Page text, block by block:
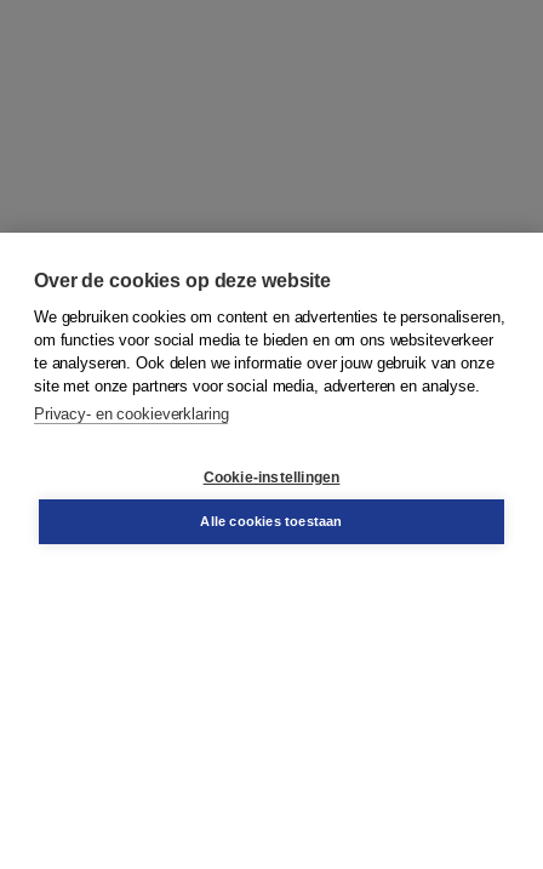
© 2026Koninklijke Boom uitgevers
Bestellen
Over de cookies op deze website
We gebruiken cookies om content en advertenties te personaliseren,
om functies voor social media te bieden en om ons websiteverkeer
te analyseren. Ook delen we informatie over jouw gebruik van onze
site met onze partners voor social media, adverteren en analyse.
Privacy- en cookieverklaring
Cookie-instellingen
Alle cookies toestaan